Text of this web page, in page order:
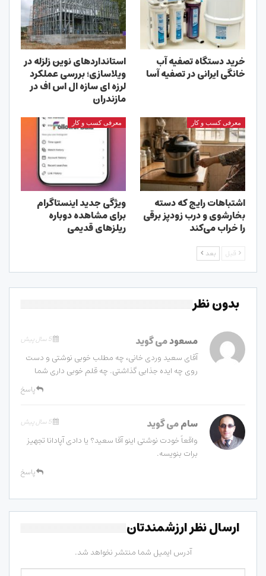
خرید دستگاه تصفیه آب
خانگی ایرانی در تصفیه آسا
استانداردهای نوین زلزله در
ویلاسازی؛ بررسی عملکرد
لرزه ای سازه ال اس اف در
مازندران
معرفی کسب و کار
اشتباهات رایج که دسته
بخارشوی و درب زودپز برقی
را خراب می‌کند
معرفی کسب و کار
ویژگی جدید اینستاگرام
برای مشاهده دوباره
ریلزهای قدیمی
قبل بعد
بدون نظر
مسعودمی گوید
آقای سعید وردی خانی، چه مطلب خوبی نوشتی و دست
روی چه ایده جذابی گذاشتی. چه قلم خوبی داری شما
پاسخ
ساممی گوید
واقعاً خودت نوشتی اینو آقا سعید؟ یا دادی آپادانا تجهیز
برات بنویسه.
پاسخ
ارسال نظر ارزشمندتان
آدرس ایمیل شما منتشر نخواهد شد.